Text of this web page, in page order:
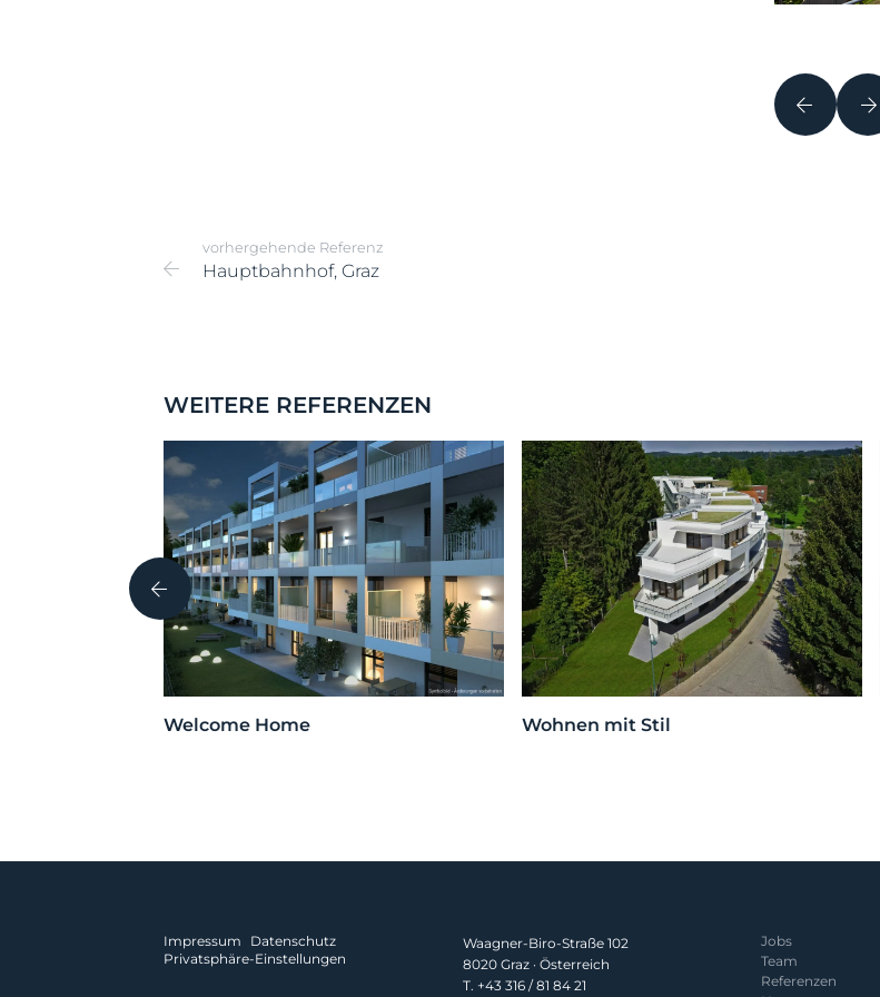
vorhergehende Referenz
Hauptbahnhof, Graz
WEITERE REFERENZEN
Welcome Home
Wohnen mit Stil
Impressum
Datenschutz
Privatsphäre-Einstellungen
Waagner-Biro-Straße 102
8020 Graz · Österreich
T. +43 316 / 81 84 21
Jobs
Team
Referenzen